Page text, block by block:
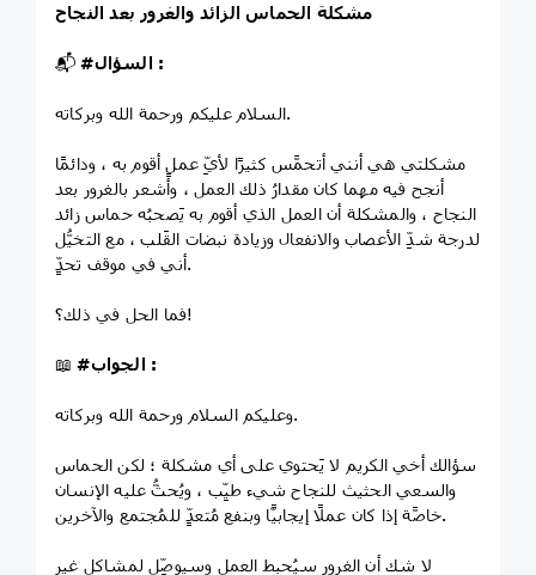
مشكلة الحماس الزائد والغرور بعد النجاح
📬 #السؤال :
السلام عليكم ورحمة الله وبركاته.
مشكلتي هي أنني أتحمَّس كثيرًا لأيِّ عملٍ أقوم به ، ودائمًا
أنجح فيه مهما كان مقدارُ ذلك العمل ، وأشعر بالغرور بعد
النجاح ، والمشكلة أن العمل الذي أقوم به يَصحبُه حماس زائد
لدرجة شدِّ الأعصاب والانفعال وزيادة نبضات القَلب ، مع التخيُّل
أني في موقف تحدٍّ.
فما الحل في ذلك؟!
📖 #الجواب :
وعليكم السلام ورحمة الله وبركاته.
سؤالك أخي الكريم لا يَحتوي على أي مشكلة ؛ لكن الحماس
والسعي الحثيث للنجاح شيء طيِّب ، ويُحثُّ عليه الإنسان
خاصَّة إذا كان عملًا إيجابيًّا وبنفع مُتعدٍّ للمُجتمع والآخرين.
لا شك أن الغرور سيُحبط العمل وسيوصِّل لمشاكل غير